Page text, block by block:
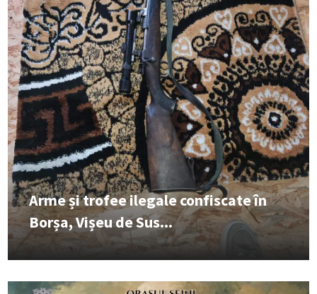
Arme și trofee ilegale confiscate în
Borșa, Vișeu de Sus...